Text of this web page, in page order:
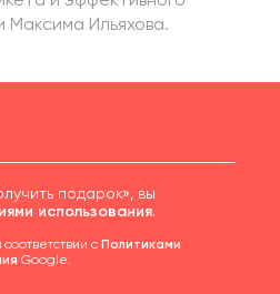
Максима Ильяхова.
подарок», вы
использования.
с Политиками
Google.